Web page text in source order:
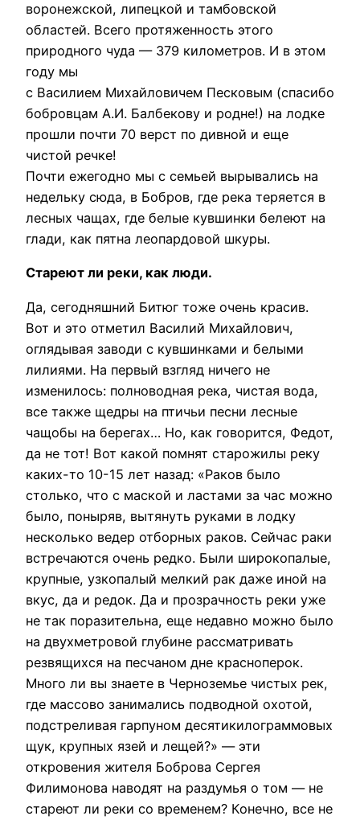
воронежской, липецкой и тамбовской
областей. Всего протяженность этого
природного чуда — 379 километров. И в этом
году мы
с Василием Михайловичем Песковым (спасибо
бобровцам А.И. Балбекову и родне!) на лодке
прошли почти 70 верст по дивной и еще
чистой речке!
Почти ежегодно мы с семьей вырывались на
недельку сюда, в Бобров, где река теряется в
лесных чащах, где белые кувшинки белеют на
глади, как пятна леопардовой шкуры.
Стареют ли реки, как люди.
Да, сегодняшний Битюг тоже очень красив.
Вот и это отметил Василий Михайлович,
оглядывая заводи с кувшинками и белыми
лилиями. На первый взгляд ничего не
изменилось: полноводная река, чистая вода,
все также щедры на птичьи песни лесные
чащобы на берегах… Но, как говорится, Федот,
да не тот! Вот какой помнят старожилы реку
каких-то 10-15 лет назад: «Раков было
столько, что с маской и ластами за час можно
было, поныряв, вытянуть руками в лодку
несколько ведер отборных раков. Сейчас раки
встречаются очень редко. Были широкопалые,
крупные, узкопалый мелкий рак даже иной на
вкус, да и редок. Да и прозрачность реки уже
не так поразительна, еще недавно можно было
на двухметровой глубине рассматривать
резвящихся на песчаном дне красноперок.
Много ли вы знаете в Черноземье чистых рек,
где массово занимались подводной охотой,
подстреливая гарпуном десятикилограммовых
щук, крупных язей и лещей?» — эти
откровения жителя Боброва Сергея
Филимонова наводят на раздумья о том — не
стареют ли реки со временем? Конечно, все не